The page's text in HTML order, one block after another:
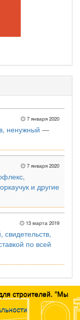
7 января 2020
ненужный —
7 января 2020
и другие
13 марта 2019
по всей
строителей. "Мы